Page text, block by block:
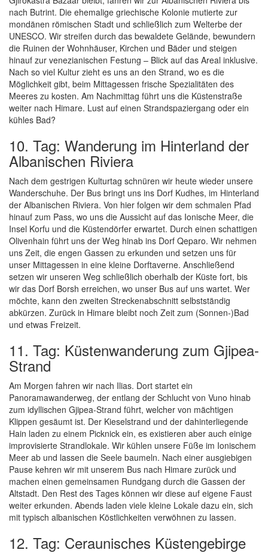
nach Butrint. Die ehemalige griechische Kolonie mutierte zur
mondänen römischen Stadt und schließlich zum Welterbe der
UNESCO. Wir streifen durch das bewaldete Gelände, bewundern
die Ruinen der Wohnhäuser, Kirchen und Bäder und steigen
hinauf zur venezianischen Festung – Blick auf das Areal inklusive.
Nach so viel Kultur zieht es uns an den Strand, wo es die
Möglichkeit gibt, beim Mittagessen frische Spezialitäten des
Meeres zu kosten. Am Nachmittag führt uns die Küstenstraße
weiter nach Himare. Lust auf einen Strandspaziergang oder ein
kühles Bad?
10. Tag: Wanderung im Hinterland der
Albanischen Riviera
Nach dem gestrigen Kulturtag schnüren wir heute wieder unsere
Wanderschuhe. Der Bus bringt uns ins Dorf Kudhes, im Hinterland
der Albanischen Riviera. Von hier folgen wir dem schmalen Pfad
hinauf zum Pass, wo uns die Aussicht auf das Ionische Meer, die
Insel Korfu und die Küstendörfer erwartet. Durch einen schattigen
Olivenhain führt uns der Weg hinab ins Dorf Qeparo. Wir nehmen
uns Zeit, die engen Gassen zu erkunden und setzen uns für
unser Mittagessen in eine kleine Dorftaverne. Anschließend
setzen wir unseren Weg schließlich oberhalb der Küste fort, bis
wir das Dorf Borsh erreichen, wo unser Bus auf uns wartet. Wer
möchte, kann den zweiten Streckenabschnitt selbstständig
abkürzen. Zurück in Himare bleibt noch Zeit zum (Sonnen-)Bad
und etwas Freizeit.
11. Tag: Küstenwanderung zum Gjipea-
Strand
Am Morgen fahren wir nach Ilias. Dort startet ein
Panoramawanderweg, der entlang der Schlucht von Vuno hinab
zum idyllischen Gjipea-Strand führt, welcher von mächtigen
Klippen gesäumt ist. Der Kieselstrand und der dahinterliegende
Hain laden zu einem Picknick ein, es existieren aber auch einige
improvisierte Strandlokale. Wir kühlen unsere Füße im Ionischem
Meer ab und lassen die Seele baumeln. Nach einer ausgiebigen
Pause kehren wir mit unserem Bus nach Himare zurück und
machen einen gemeinsamen Rundgang durch die Gassen der
Altstadt. Den Rest des Tages können wir diese auf eigene Faust
weiter erkunden. Abends laden viele kleine Lokale dazu ein, sich
mit typisch albanischen Köstlichkeiten verwöhnen zu lassen.
12. Tag: Ceraunisches Küstengebirge